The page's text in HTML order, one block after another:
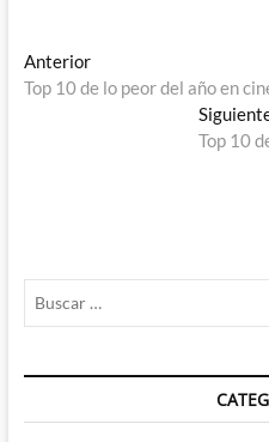
Navegación
de
AnteriorEntrada
anterior:
Top 10 de lo peor del año en
Top 10